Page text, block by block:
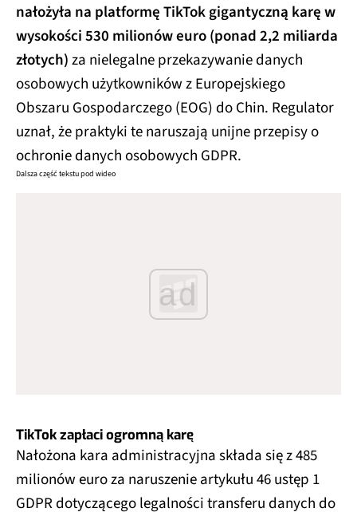
nałożyła na platformę TikTok gigantyczną karę w
wysokości 530 milionów euro (ponad 2,2 miliarda
złotych)za nielegalne przekazywanie danych
osobowych użytkowników z Europejskiego
Obszaru Gospodarczego (EOG) do Chin. Regulator
uznał, że praktyki te naruszają unijne przepisy o
ochronie danych osobowych GDPR.
Dalsza część tekstu pod wideo
ad
TikTok zapłaci ogromną karę
Nałożona kara administracyjna składa się z 485
milionów euro za naruszenie artykułu 46 ustęp 1
GDPR dotyczącego legalności transferu danych do